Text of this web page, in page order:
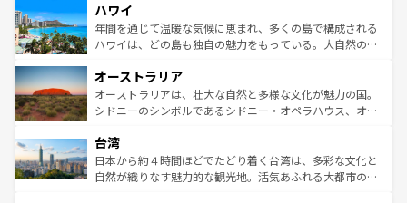
ば市内交通費無料で観光を楽しむこともできる。 なお、新
着のスイス情報はコンテンツ一覧 を参照してほしい。
のような巨大都市は、観光、ショッピング、エンターテイ
ンメントが詰まった刺激的なスポットだ。一方、アメリカ
西部には大自然が広がり、グランドキャニオンやイエロー
部のニューオーリンズでは、音楽と美食が融合した独特の
文化が魅力。旅行者はアメリカの各地域で異なる魅力を楽
しみながら、その多様性と豊かな歴史を感じることができ
ならではの贅沢な旅のスタイルだ。 なお、新着のアメリカ
情報はコンテンツ一覧を参照してほしい。
ハワイ
年間を通じて温暖な気候に恵まれ、多くの島で構成される
ハワイは、どの島も独自の魅力をもっている。大自然の神
ワイ島は見逃せない。また、定番の観光地といえばオアフ
島だが、静かな自然を求めるならマウイ島やカウアイ島が
おすすめ。エメラルドグリーンに輝く海をはじめ、豊かな
れるおもてなしの心で訪れる人々を迎えてくれるハワイの
人々、おいしいローカルフードやハワイアンミュージッ
ク、伝統的なフラダンスなど、すべてがハワイの魅力を彩
オーストラリア
オーストラリアは、壮大な自然と多様な文化が魅力の国。
シドニーのシンボルであるシドニー・オペラハウス、オー
リアリーフや大陸中央部にそびえるウルル（エアーズロッ
ク）、タスマニアの美しい原生林やケアンズの熱帯雨林な
ど、見どころがたくさん。また、カフェやワイン、オージ
台湾
日本から約４時間ほどでたどり着く台湾は、多彩な文化と
自然が織りなす魅力的な観光地。活気あふれる大都市の台